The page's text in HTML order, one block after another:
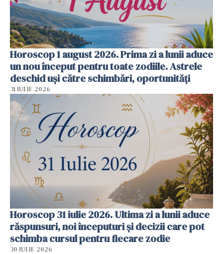
Horoscop 1 august 2026. Prima zi a lunii aduce
un nou început pentru toate zodiile. Astrele
deschid uși către schimbări, oportunități
31 IULIE 2026
Horoscop 31 iulie 2026. Ultima zi a lunii aduce
răspunsuri, noi începuturi și decizii care pot
schimba cursul pentru fiecare zodie
30 IULIE 2026